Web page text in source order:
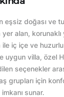
eşsiz doğası ve
alan,
ile iç içe ve
uygun villa, özel
seçenekler
grupları için
sunar.